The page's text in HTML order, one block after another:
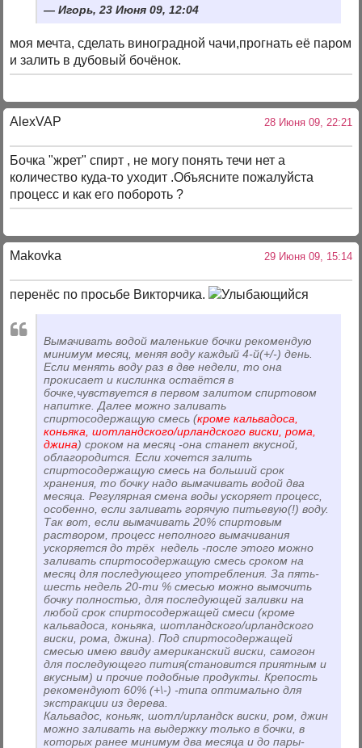
Игорь, 23 Июня 09, 12:04
моя мечта, сделать виноградной чачи,прогнать её паром
и залить в дубовый бочёнок.
AlexVAP 28 Июня 09, 22:21
Бочка "жрет" спирт , не могу понять течи нет а
количество куда-то уходит .Объясните пожалуйста
процесс и как его побороть ?
Makovka 29 Июня 09, 15:14
перенёс по просьбе Викторчика.
Вымачивать водой маленькие бочки рекомендую
минимум месяц, меняя воду каждый 4-й(+/-) день.
Если менять воду раз в две недели, то она
прокисает и кислинка остаётся в
бочке,чувствуется в первом залитом спиртовом
напитке. Далее можно заливать
спиртосодержащую смесь (кроме кальвадоса,
коньяка, шотландского/ирландского виски, рома,
джина) сроком на месяц -она станет вкусной,
облагородится. Если хочется залить
спиртосодержащую смесь на больший срок
хранения, то бочку надо вымачивать водой два
месяца. Регулярная смена воды ускоряет процесс,
особенно, если заливать горячую питьевую(!) воду.
Так вот, если вымачивать 20% спиртовым
раствором, процесс неполного вымачивания
ускоряется до трёх недель -после этого можно
заливать спиртосодержащую смесь сроком на
месяц для последующего употребления. За пять-
шесть недель 20-ти % смесью можно вымочить
бочку полностью, для последующей заливки на
любой срок спиртосодержащей смеси (кроме
кальвадоса, коньяка, шотландского/ирландского
виски, рома, джина). Под спиртосодержащей
смесью имею ввиду американский виски, самогон
для последующего пития(становится приятным и
вкусным) и прочие подобные продукты. Крепость
рекомендуют 60% (+\-) -типа оптимально для
экстракции из дерева.
Кальвадос, коньяк, шотл/ирландск виски, ром, джин
можно заливать на выдержку только в бочки, в
которых ранее минимум два месяца и до пары-